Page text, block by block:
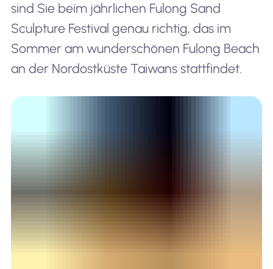
sind Sie beim jährlichen Fulong Sand
Sculpture Festival genau richtig, das im
Sommer am wunderschönen Fulong Beach
an der Nordostküste Taiwans stattfindet.